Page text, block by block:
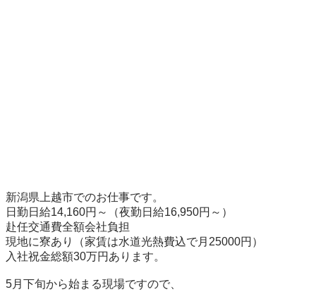
新潟県上越市でのお仕事です。
日勤日給14,160円～（夜勤日給16,950円～）
赴任交通費全額会社負担
現地に寮あり（家賃は水道光熱費込で月25000円）
入社祝金総額30万円あります。
5月下旬から始まる現場ですので、